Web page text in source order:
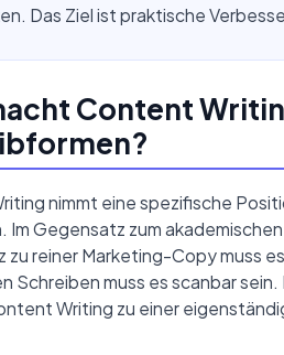
Das Ziel ist praktische
Content
nimmt eine spezifische
Im Gegensatz zum
zu reiner Marketing-Copy muss
Schreiben muss es scanbar
Writing zu einer